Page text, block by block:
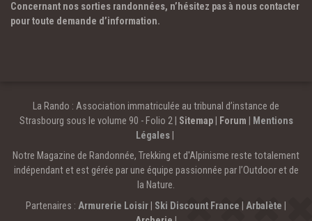
Concernant nos sorties randonnées, n’hésitez pas à nous contacter
pour toute demande d’information.
La Rando : Association immatriculée au tribunal d’instance de
Strasbourg sous le volume 90 - Folio 2 | Sitemap| Forum
Mentions
Légales
Notre Magazine de Randonnée, Trekking et d'Alpinisme reste totalement
indépendant et est gérée par une équipe passionnée par l’Outdoor et de
la Nature.
Partenaires : Armurerie Loisir Ski Discount France Arbalète